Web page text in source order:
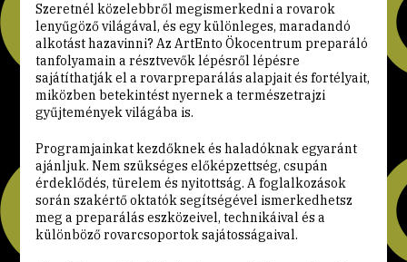
Szeretnél közelebbről megismerkedni a rovarok
lenyűgöző világával, és egy különleges, maradandó
alkotást hazavinni? Az ArtEnto Ökocentrum preparáló
tanfolyamain a résztvevők lépésről lépésre
sajátíthatják el a rovarpreparálás alapjait és fortélyait,
miközben betekintést nyernek a természetrajzi
gyűjtemények világába is.
Programjainkat kezdőknek és haladóknak egyaránt
ajánljuk. Nem szükséges előképzettség, csupán
érdeklődés, türelem és nyitottság. A foglalkozások
során szakértő oktatók segítségével ismerkedhetsz
meg a preparálás eszközeivel, technikáival és a
különböző rovarcsoportok sajátosságaival.